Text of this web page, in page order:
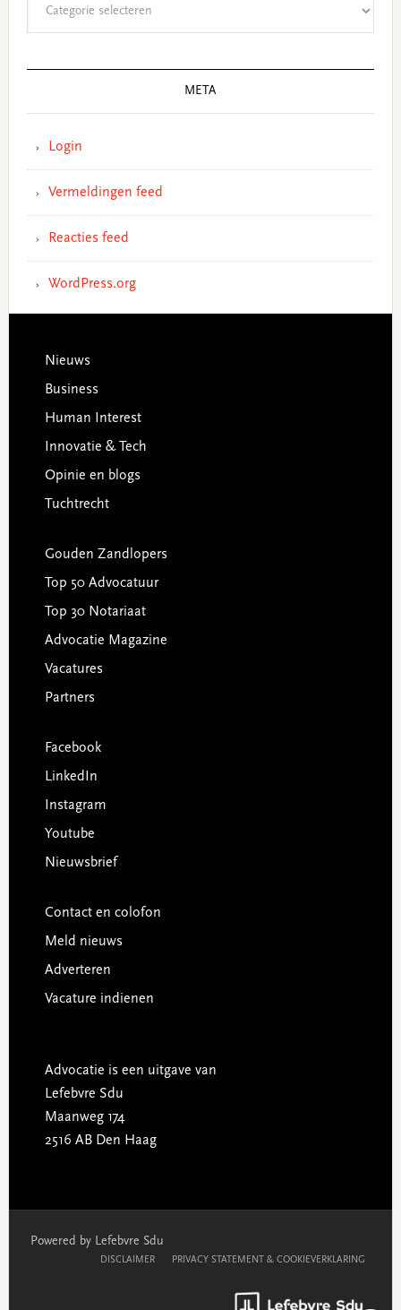
META
Login
Vermeldingen feed
Reacties feed
WordPress.org
Footer
Nieuws
Business
Human Interest
Innovatie & Tech
Opinie en blogs
Tuchtrecht
Gouden Zandlopers
Top 50 Advocatuur
Top 30 Notariaat
Advocatie Magazine
Vacatures
Partners
Facebook
LinkedIn
Instagram
Youtube
Nieuwsbrief
Contact en colofon
Meld nieuws
Adverteren
Vacature indienen
Advocatie is een uitgave van
Lefebvre Sdu
Maanweg 174
2516 AB Den Haag
Powered by Lefebvre Sdu
DISCLAIMER PRIVACY STATEMENT & COOKIEVERKLARING